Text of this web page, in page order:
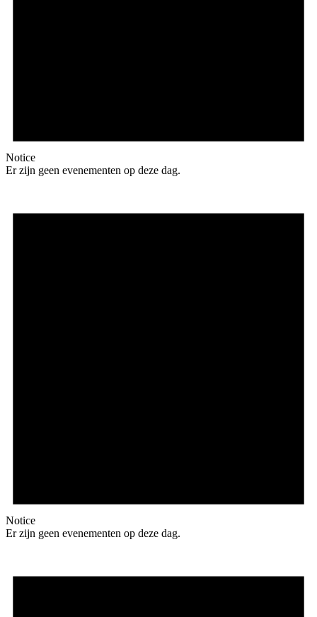
Notice
Er zijn geen evenementen op deze dag.
Notice
Er zijn geen evenementen op deze dag.